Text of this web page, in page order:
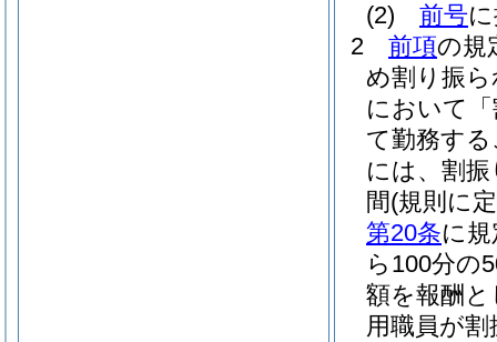
(2)
前号
2
前項の規
め割り振
において
て勤務す
には、割
間(規則に
第20条に
ら100分の
額を報酬
用職員が